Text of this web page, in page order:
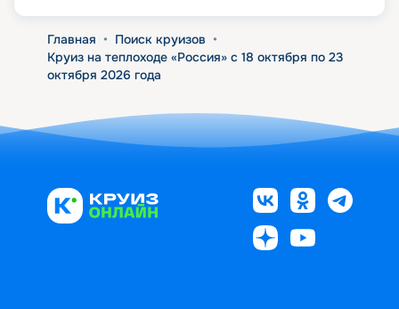
Главная • Поиск круизов •
Круиз на теплоходе «Россия» с 18 октября по 23
октября 2026 года